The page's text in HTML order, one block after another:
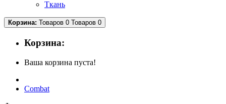
Ткань
Корзина: Товаров 0 Товаров 0
Корзина:
Ваша корзина пуста!
Combat